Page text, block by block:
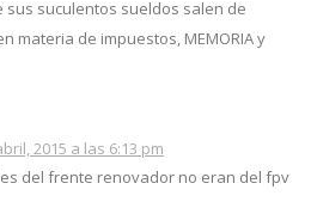
sus suculentos sueldos salen de
materia de impuestos, MEMORIA y
2015 a las 6:13 pm
del frente renovador no eran del fpv